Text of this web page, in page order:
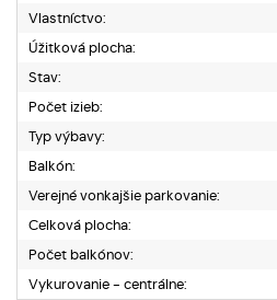
Vlastníctvo:
Úžitková plocha:
Stav:
Počet izieb:
Typ výbavy:
Balkón:
Verejné vonkajšie parkovanie:
Celková plocha:
Počet balkónov:
Vykurovanie - centrálne: